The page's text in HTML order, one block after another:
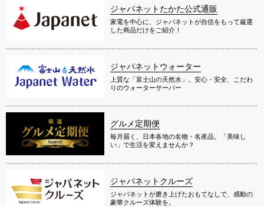
ジャパネットたかた公式通販
家電を中心に、ジャパネットが自信をもって厳選
した商品だけをご紹介！
ジャパネットウォーター
上質な「富士山の天然水」。安心・安全、こだわ
りのウォーターサーバー
グルメ定期便
毎月届く、日本各地の名物・名産品。「美味し
い」で生活を変えませんか？
ジャパネットクルーズ
ジャパネットが磨き上げたおもてなしで、感動の
豪華クルーズ体験を。